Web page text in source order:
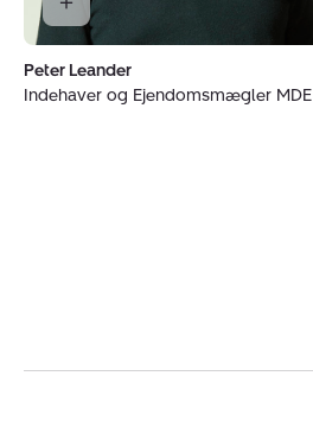
Peter Leander
Indehaver og Ejendomsmægler MDE